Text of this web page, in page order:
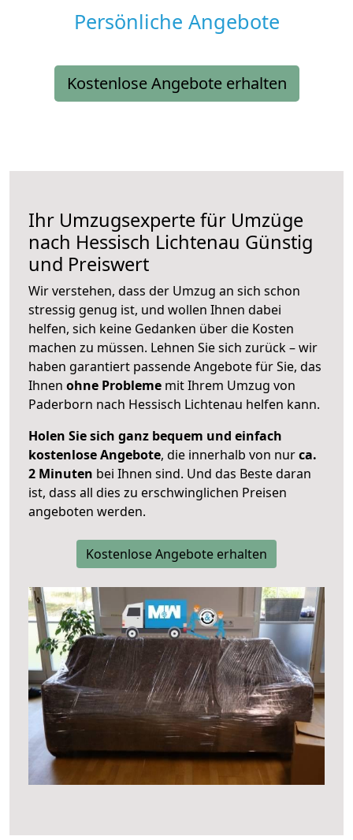
Persönliche Angebote
Kostenlose Angebote erhalten
Ihr Umzugsexperte für Umzüge
nach Hessisch Lichtenau Günstig
und Preiswert
Wir verstehen, dass der Umzug an sich schon
stressig genug ist, und wollen Ihnen dabei
helfen, sich keine Gedanken über die Kosten
machen zu müssen. Lehnen Sie sich zurück – wir
haben garantiert passende Angebote für Sie, das
Ihnen ohne Probleme mit Ihrem Umzug von
Paderborn nach Hessisch Lichtenau helfen kann.
Holen Sie sich ganz bequem und einfach
kostenlose Angebote, die innerhalb von nurca.
2 Minuten bei Ihnen sind. Und das Beste daran
ist, dass all dies zu erschwinglichen Preisen
angeboten werden.
Kostenlose Angebote erhalten